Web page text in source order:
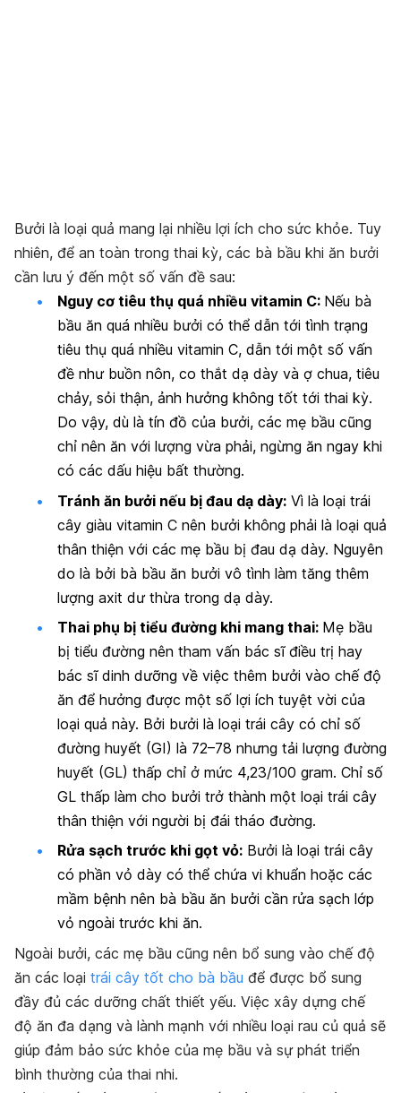
Bưởi là loại quả mang lại nhiều lợi ích cho sức khỏe. Tuy
nhiên, để an toàn trong thai kỳ, các bà bầu khi ăn bưởi
cần lưu ý đến một số vấn đề sau:
Nguy cơ tiêu thụ quá nhiều vitamin C: Nếu bà
bầu ăn quá nhiều bưởi có thể dẫn tới tình trạng
tiêu thụ quá nhiều vitamin C, dẫn tới một số vấn
đề như buồn nôn, co thắt dạ dày và ợ chua, tiêu
chảy, sỏi thận, ảnh hưởng không tốt tới thai kỳ.
Do vậy, dù là tín đồ của bưởi, các mẹ bầu cũng
chỉ nên ăn với lượng vừa phải, ngừng ăn ngay khi
có các dấu hiệu bất thường.
Tránh ăn bưởi nếu bị đau dạ dày: Vì là loại trái
cây giàu vitamin C nên bưởi không phải là loại quả
thân thiện với các mẹ bầu bị đau dạ dày. Nguyên
do là bởi bà bầu ăn bưởi vô tình làm tăng thêm
lượng axit dư thừa trong dạ dày.
Thai phụ bị tiểu đường khi mang thai: Mẹ bầu
bị tiểu đường nên tham vấn bác sĩ điều trị hay
bác sĩ dinh dưỡng về việc thêm bưởi vào chế độ
ăn để hưởng được một số lợi ích tuyệt vời của
loại quả này. Bởi bưởi là loại trái cây có chỉ số
đường huyết (GI) là 72–78 nhưng tải lượng đường
huyết (GL) thấp chỉ ở mức 4,23/100 gram. Chỉ số
GL thấp làm cho bưởi trở thành một loại trái cây
thân thiện với người bị đái tháo đường.
Rửa sạch trước khi gọt vỏ: Bưởi là loại trái cây
có phần vỏ dày có thể chứa vi khuẩn hoặc các
mầm bệnh nên bà bầu ăn bưởi cần rửa sạch lớp
vỏ ngoài trước khi ăn.
Ngoài bưởi, các mẹ bầu cũng nên bổ sung vào chế độ
ăn các loại trái cây tốt cho bà bầu để được bổ sung
đầy đủ các dưỡng chất thiết yếu. Việc xây dựng chế
độ ăn đa dạng và lành mạnh với nhiều loại rau củ quả sẽ
giúp đảm bảo sức khỏe của mẹ bầu và sự phát triển
bình thường của thai nhi.